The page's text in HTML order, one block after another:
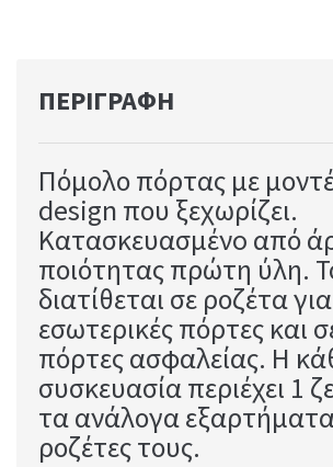
ΠΕΡΙΓΡΑΦΉ
Πόμολο πόρτας με
design που ξεχωρίζει.
Κατασκευασμένo από
ποιότητας πρώτη ύλη.
διατίθεται σε ροζέτα για
εσωτερικές πόρτες και
πόρτες ασφαλείας. Η
συσκευασία περιέχει 1
τα ανάλογα εξαρτήματα
ροζέτες τους.